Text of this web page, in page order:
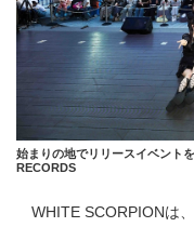
始まりの地でリリースイベント
RECORDS
WHITE SCORPIONは